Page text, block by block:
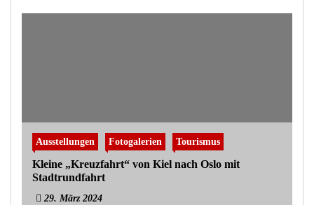
Ausstellungen Fotogalerien Tourismus
Kleine „Kreuzfahrt“ von Kiel nach Oslo mit
Stadtrundfahrt
29. März 2024